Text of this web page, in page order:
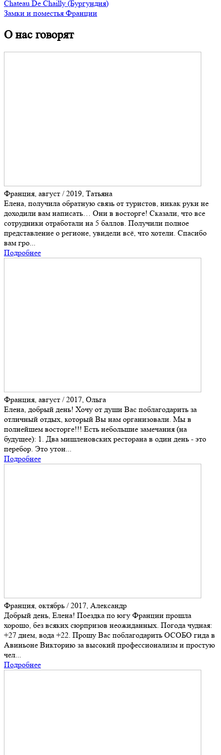
Chateau De Chailly (Бургундия)
Замки и поместья Франции
О нас говорят
Франция, август / 2019, Татьяна
Елена, получила обратную связь от туристов, никак руки не
доходили вам написать… Они в восторге! Сказали, что все
сотрудники отработали на 5 баллов. Получили полное
представление о регионе, увидели всё, что хотели. Спасибо
вам гро...
Подробнее
Франция, август / 2017, Ольга
Елена, добрый день! Хочу от души Вас поблагодарить за
отличный отдых, который Вы нам организовали. Мы в
полнейшем восторге!!! Есть небольшие замечания (на
будущее): 1. Два мишленовских ресторана в один день - это
перебор. Это утон...
Подробнее
Франция, октябрь / 2017, Александр
Добрый день, Елена! Поездка по югу Франции прошла
хорошо, без всяких сюрпризов неожиданных. Погода чудная:
+27 днем, вода +22. Прошу Вас поблагодарить ОСОБО гида в
Авиньоне Викторию за высокий профессионализм и простую
чел...
Подробнее